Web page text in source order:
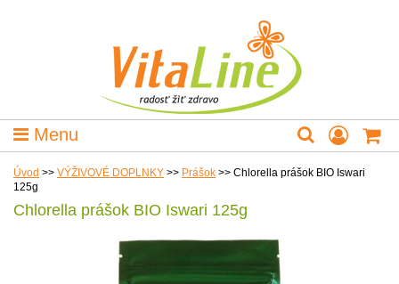
Menu
Úvod >> VÝŽIVOVÉ DOPLNKY >> Prášok >> Chlorella prášok BIO Iswari
125g
Chlorella prášok BIO Iswari 125g